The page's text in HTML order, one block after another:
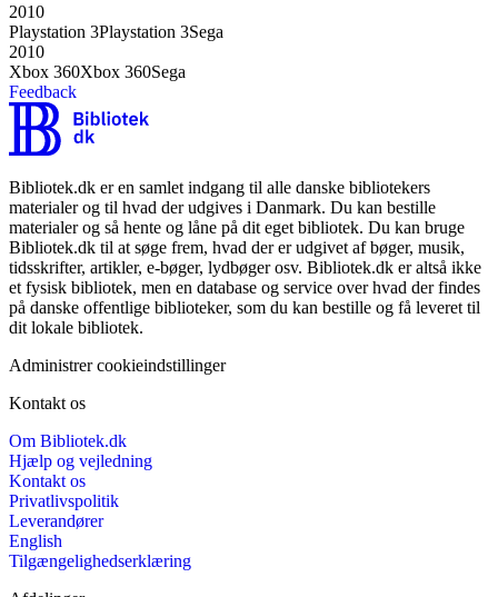
2010
Playstation 3Playstation 3Sega
2010
Xbox 360Xbox 360Sega
Feedback
Bibliotek.dk er en samlet indgang til alle danske bibliotekers
materialer og til hvad der udgives i Danmark. Du kan bestille
materialer og så hente og låne på dit eget bibliotek. Du kan bruge
Bibliotek.dk til at søge frem, hvad der er udgivet af bøger, musik,
tidsskrifter, artikler, e-bøger, lydbøger osv. Bibliotek.dk er altså ikke
et fysisk bibliotek, men en database og service over hvad der findes
på danske offentlige biblioteker, som du kan bestille og få leveret til
dit lokale bibliotek.
Administrer cookieindstillinger
Kontakt os
Om Bibliotek.dk
Hjælp og vejledning
Kontakt os
Privatlivspolitik
Leverandører
English
Tilgængelighedserklæring